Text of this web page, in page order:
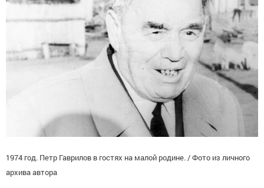
1974 год. Петр Гаврилов в гостях на малой родине. / Фото из личного
архива автора